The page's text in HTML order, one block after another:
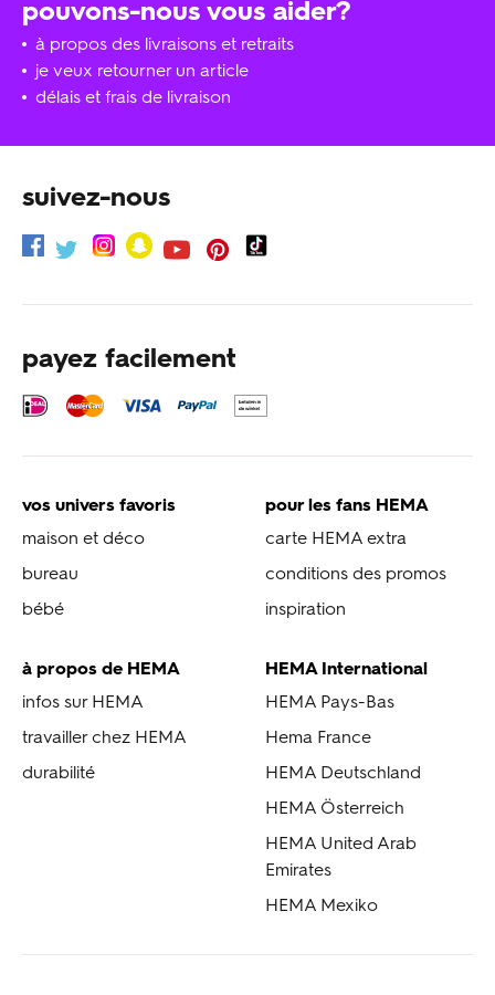
pouvons-nous vous aider?
à propos des livraisons et retraits
je veux retourner un article
délais et frais de livraison
suivez-nous
payez facilement
vos univers favoris
maison et déco
bureau
bébé
pour les fans HEMA
carte HEMA extra
conditions des promos
inspiration
à propos de HEMA
infos sur HEMA
travailler chez HEMA
durabilité
HEMA International
HEMA Pays-Bas
Hema France
HEMA Deutschland
HEMA Österreich
HEMA United Arab
Emirates
HEMA Mexiko